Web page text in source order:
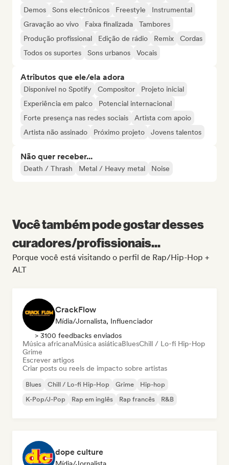
Demos Sons electrônicos Freestyle
Instrumental
Gravação ao vivo
Faixa finalizada
Tambores
Produção profissional
Edição de rádio Remix
Cordas
Todos os suportes
Sons urbanos Vocais
Atributos que ele/ela adora
Disponível no Spotify Compositor
Projeto inicial
Experiência em palco
Potencial internacional
Forte presença nas redes sociais
Artista com apoio
Artista não assinado
Próximo projeto Jovens talentos
Não quer receber...
Death / Thrash Metal / Heavy metal Noise
Você também pode gostar desses
curadores/profissionais...
Porque você está visitando o perfil de Rap/Hip-Hop +
ALT
CrackFlow
Mídia/Jornalista, Influenciador
> 3100 feedbacks enviados
Música africanaMúsica asiáticaBluesChill / Lo-fi Hip-Hop
Grime
Escrever artigos
Criar posts ou reels de impacto sobre artistas
Blues Chill / Lo-fi Hip-Hop Grime
Hip-hop
K-Pop/J-Pop
Rap em inglês Rap francês R&B
dope culture